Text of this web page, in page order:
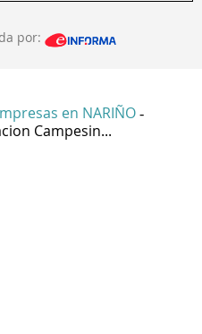
por:
en NARIÑO -
Campesin...